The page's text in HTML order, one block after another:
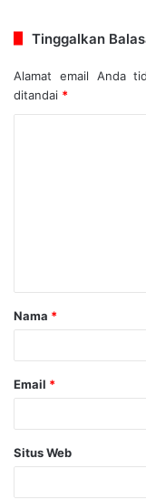
Tinggalkan
Alamat email Anda
ditandai *
Nama *
Email *
Situs Web